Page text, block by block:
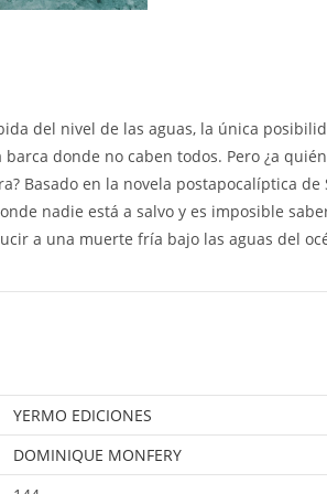
del nivel de las aguas, la única
donde no caben todos. Pero ¿a
Basado en la novela postapocalíptica
nadie está a salvo y es imposible
a una muerte fría bajo las aguas del
YERMO EDICIONES
DOMINIQUE MONFERY